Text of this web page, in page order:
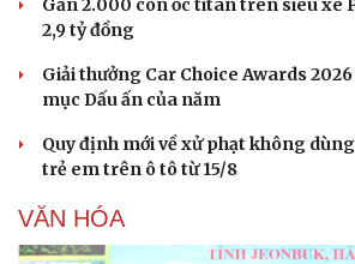
Gần 2.000 con ốc titan trên siêu xe
2,9 tỷ đồng
Giải thưởng Car Choice Awards
mục Dấu ấn của năm
Quy định mới về xử phạt không
trẻ em trên ô tô từ 15/8
VĂN HÓA